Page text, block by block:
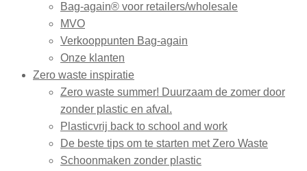
Bag-again® voor retailers/wholesale
MVO
Verkooppunten Bag-again
Onze klanten
Zero waste inspiratie
Zero waste summer! Duurzaam de zomer door
zonder plastic en afval.
Plasticvrij back to school and work
De beste tips om te starten met Zero Waste
Schoonmaken zonder plastic